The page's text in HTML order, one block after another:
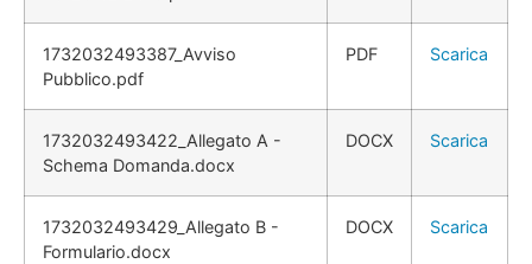
1732032493387_Avviso
Pubblico.pdf
PDF Scarica
1732032493422_Allegato A -
Schema Domanda.docx
DOCX Scarica
1732032493429_Allegato B -
Formulario.docx
DOCX Scarica